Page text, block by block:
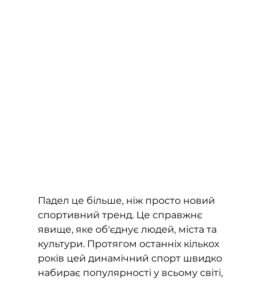
Падел це більше, ніж просто новий
спортивний тренд. Це справжнє
явище, яке об'єднує людей, міста та
культури. Протягом останніх кількох
років цей динамічний спорт швидко
набирає популярності у всьому світі,